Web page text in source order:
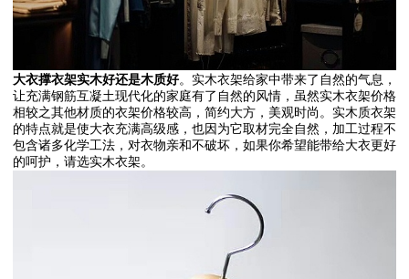
大衣撑衣架实木好还是木质好。实木衣架给家中带来了自然的气息，
让充满钢筋互凝土现代化的家庭有了自然的风情，虽然实木衣架价格
相较之其他材质的衣架价格较高，简约大方，美观时尚。实木质衣架
的特点就是使大衣充满高级感，也因为它取材完全自然，加工过程不
包含诸多化学工法，对衣物亲和不破坏，如果你希望能带给大衣更好
的呵护，请选实木衣架。